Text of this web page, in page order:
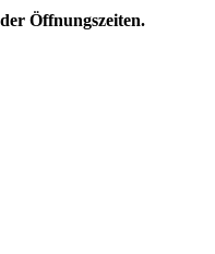
Öffnungszeiten.